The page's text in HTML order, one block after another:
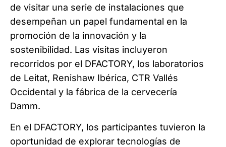
de visitar una serie de instalaciones que
desempeñan un papel fundamental en la
promoción de la innovación y la
sostenibilidad. Las visitas incluyeron
recorridos por el DFACTORY, los laboratorios
de Leitat, Renishaw Ibérica, CTR Vallés
Occidental y la fábrica de la cervecería
Damm.
En el DFACTORY, los participantes tuvieron la
oportunidad de explorar tecnologías de